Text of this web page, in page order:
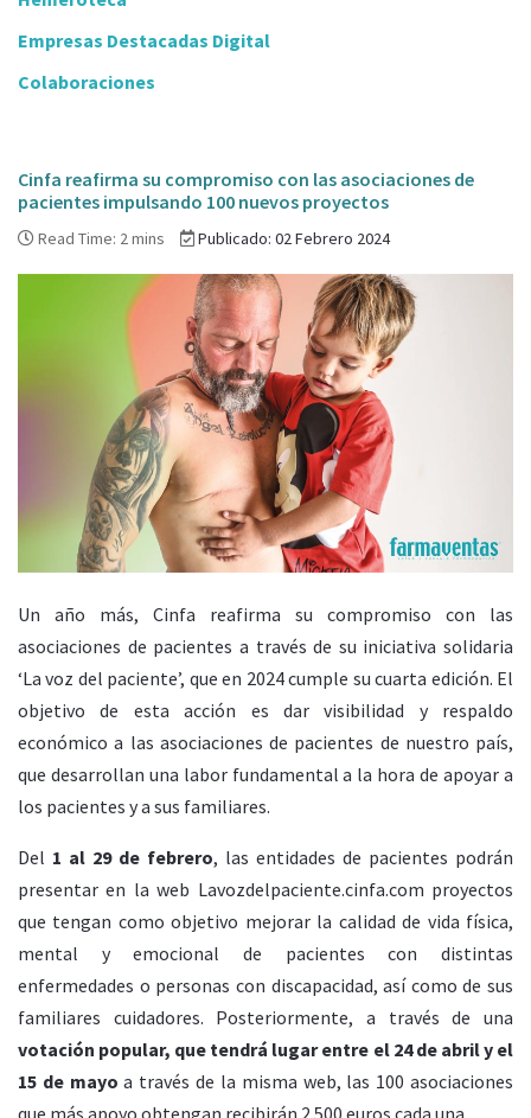
Empresas Destacadas Digital
Colaboraciones
Cinfa reafirma su compromiso con las asociaciones de
pacientes impulsando 100 nuevos proyectos
Read Time: 2 mins Publicado: 02 Febrero 2024
Un año más, Cinfa reafirma su compromiso con las
asociaciones de pacientes a través de su iniciativa solidaria
‘La voz del paciente’, que en 2024 cumple su cuarta edición. El
objetivo de esta acción es dar visibilidad y respaldo
económico a las asociaciones de pacientes de nuestro país,
que desarrollan una labor fundamental a la hora de apoyar a
los pacientes y a sus familiares.
Del 1 al 29 de febrero, las entidades de pacientes podrán
presentar en la web Lavozdelpaciente.cinfa.com proyectos
que tengan como objetivo mejorar la calidad de vida física,
mental y emocional de pacientes con distintas
enfermedades o personas con discapacidad, así como de sus
familiares cuidadores. Posteriormente, a través de una
votación popular, que tendrá lugar entre el 24 de abril y el
15 de mayo a través de la misma web, las 100 asociaciones
que más apoyo obtengan recibirán 2.500 euros cada una.